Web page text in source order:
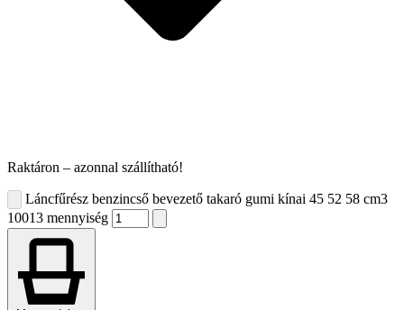
Raktáron – azonnal szállítható!
Láncfűrész benzincső bevezető takaró gumi kínai 45 52 58 cm3
10013 mennyiség